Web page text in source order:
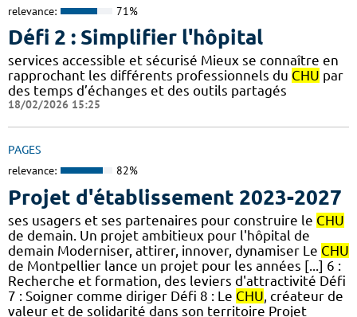
relevance: 71%
Défi 2 : Simplifier l'hôpital
services accessible et sécurisé Mieux se connaître en
rapprochant les différents professionnels du CHU par
des temps d’échanges et des outils partagés
18/02/2026 15:25
PAGES
relevance: 82%
Projet d'établissement 2023-2027
ses usagers et ses partenaires pour construire le CHU
de demain. Un projet ambitieux pour l'hôpital de
demain Moderniser, attirer, innover, dynamiser Le CHU
de Montpellier lance un projet pour les années [...] 6 :
Recherche et formation, des leviers d'attractivité Défi
7 : Soigner comme diriger Défi 8 : Le CHU , créateur de
valeur et de solidarité dans son territoire Projet